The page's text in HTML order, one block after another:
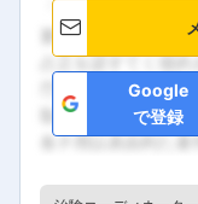
Google
で登録